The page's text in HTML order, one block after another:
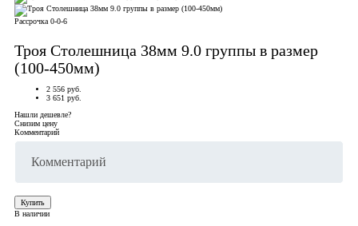
Рассрочка 0-0-6
Троя Столешница 38мм 9.0 группы в размер
(100-450мм)
2 556 руб.
3 651 руб.
Нашли дешевле?
Снизим цену
Комментарий
Купить
В наличии